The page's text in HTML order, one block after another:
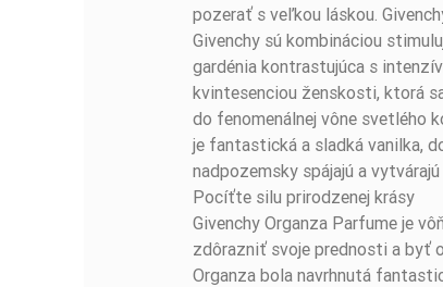
pozerať s veľkou láskou.
Givenchy sú kombináciou
gardénia kontrastujúca s
kvintesenciou ženskosti, ktorá
do fenomenálnej vône svetlého
je fantastická a sladká vanilka,
nadpozemsky spájajú a
Pocíťte silu prirodzenej krásy
Givenchy Organza Parfume je
zdôrazniť svoje prednosti a byť
Organza bola navrhnutá